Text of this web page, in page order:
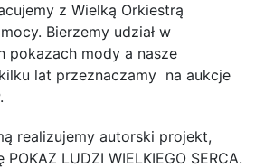
z Wielką Orkiestrą
Bierzemy udział w
pokazach mody a nasze
lat przeznaczamy na aukcje
realizujemy autorski projekt,
LUDZI WIELKIEGO SERCA.